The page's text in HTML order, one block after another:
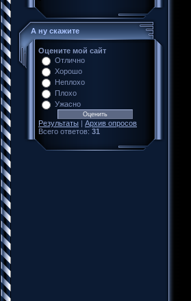
А ну скажите
Оцените мой сайт
Отлично
Хорошо
Неплохо
Плохо
Ужасно
Результаты | Архив опросов
Всего ответов: 31